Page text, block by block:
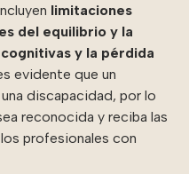
limitaciones
del equilibrio y la
y la pérdida
evidente que un
discapacidad, por lo
reconocida y reciba las
profesionales con